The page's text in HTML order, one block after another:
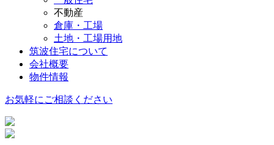
不動産
倉庫・工場
土地・工場用地
筑波住宅について
会社概要
物件情報
お気軽に ご相談ください